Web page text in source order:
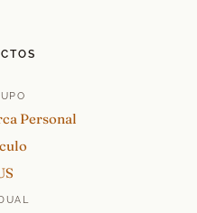
Personal